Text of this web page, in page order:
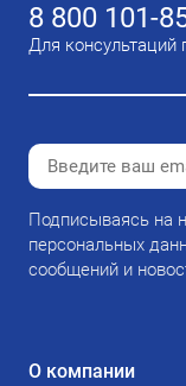
8 800 101-
Для консультаций
Подписываясь на
персональных
сообщений и
О компании